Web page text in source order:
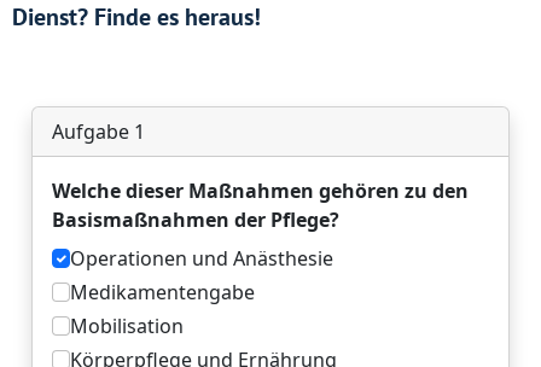
Dienst? Finde es heraus!